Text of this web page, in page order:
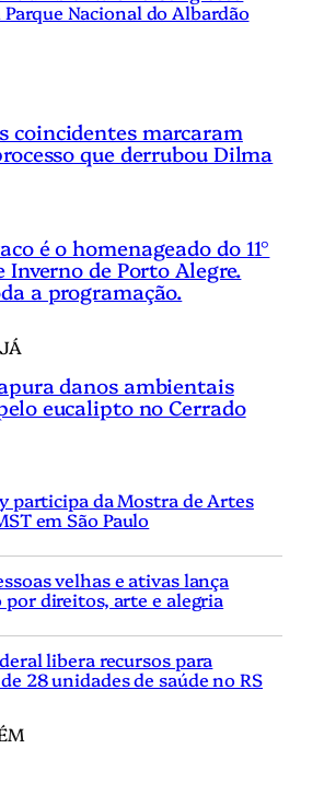
Nacional do Albardão
coincidentes marcaram
que derrubou Dilma
é o homenageado do 11°
Inverno de Porto Alegre.
a programação.
danos ambientais
eucalipto no Cerrado
participa da Mostra de Artes
em São Paulo
velhas e ativas lança
direitos, arte e alegria
libera recursos para
28 unidades de saúde no RS